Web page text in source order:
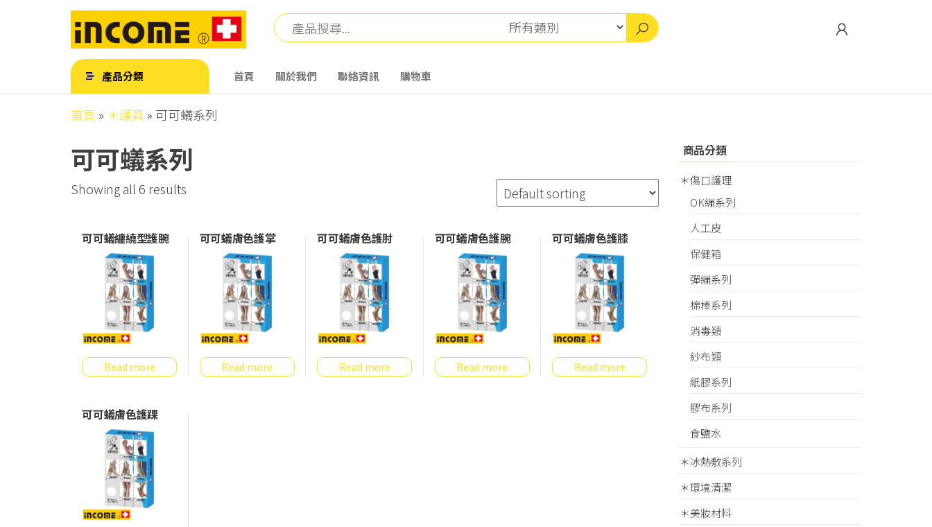
英
肯
儀
器
有
限
公
肯
有
公
司
產品分類 首頁 關於我們 聯絡資訊 購物車
首頁 » ＊護具 » 可可蟻系列
可可蟻系列
Showing all 6 results
可可蟻纏繞型護腕
Read more
可可蟻膚色護掌
Read more
可可蟻膚色護肘
Read more
可可蟻膚色護腕
Read more
可可蟻膚色護膝
Read more
可可蟻膚色護踝
商品分類
＊傷口護理
OK繃系列
人工皮
保健箱
彈繃系列
棉棒系列
消毒類
紗布類
紙膠系列
膠布系列
食鹽水
＊冰熱敷系列
＊環境清潔
＊美妝材料